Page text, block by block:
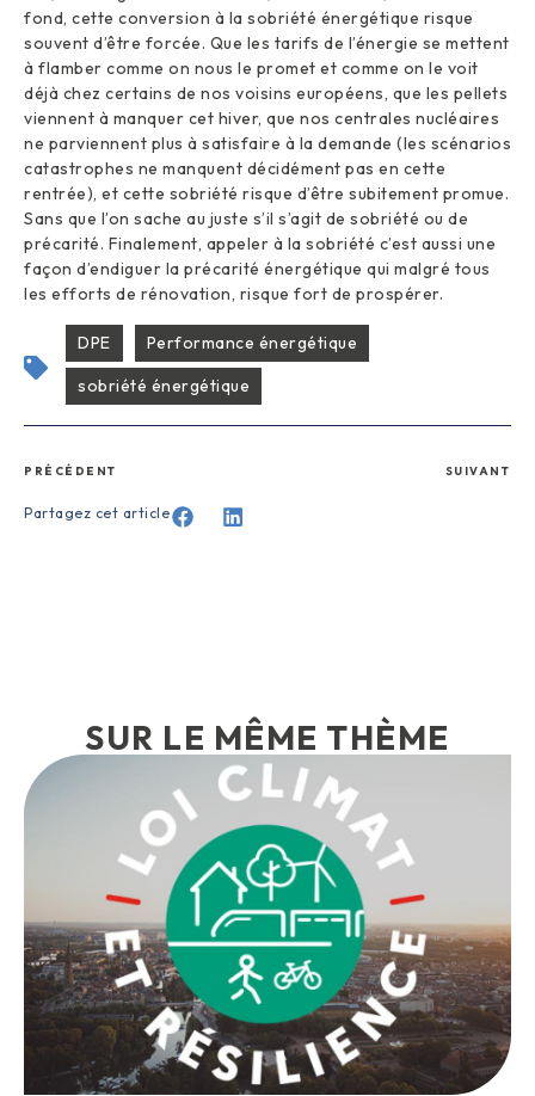
fond, cette conversion à la sobriété énergétique risque
souvent d’être forcée. Que les tarifs de l’énergie se mettent
à flamber comme on nous le promet et comme on le voit
déjà chez certains de nos voisins européens, que les pellets
viennent à manquer cet hiver, que nos centrales nucléaires
ne parviennent plus à satisfaire à la demande (les scénarios
catastrophes ne manquent décidément pas en cette
rentrée), et cette sobriété risque d’être subitement promue.
Sans que l’on sache au juste s’il s’agit de sobriété ou de
précarité. Finalement, appeler à la sobriété c’est aussi une
façon d’endiguer la précarité énergétique qui malgré tous
les efforts de rénovation, risque fort de prospérer.
DPE
Performance énergétique
sobriété énergétique
PRÉCÉDENT SUIVANT
Partagez cet article
SUR LE MÊME THÈME